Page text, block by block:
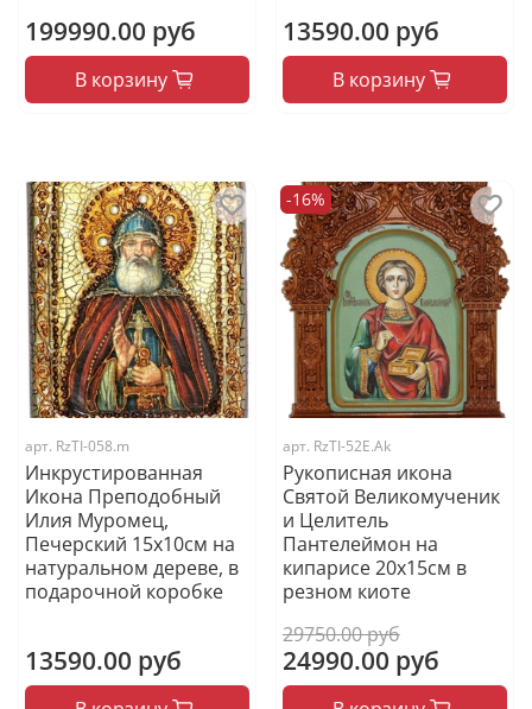
199990.00 руб
В корзину
13590.00 руб
В корзину
арт. RzTI-058.m
Инкрустированная
Икона Преподобный
Илия Муромец,
Печерский 15х10см на
натуральном дереве, в
подарочной коробке
13590.00 руб
-16%
арт. RzTI-52E.Ak
Рукописная икона
Святой Великомученик
и Целитель
Пантелеймон на
кипарисе 20х15см в
резном киоте
29750.00 руб
24990.00 руб